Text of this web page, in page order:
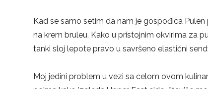
Kad se samo setim da nam je gospođica
na krem bruleu. Kako u pristojnim okvirima za
tanki sloj lepote pravo u savršeno elastični
Moj jedini problem u vezi sa celom ovom